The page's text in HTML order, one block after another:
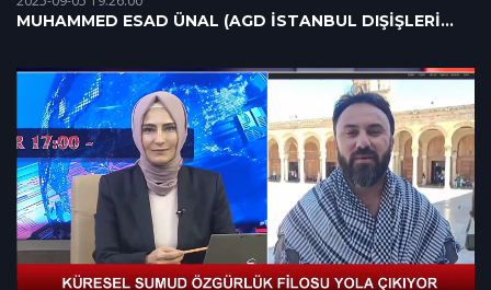
MUHAMMED ESAD ÜNAL (AGD İSTANBUL DIŞİŞLERİ